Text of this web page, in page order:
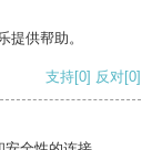
提供帮助。
支持[0] 反对[0]